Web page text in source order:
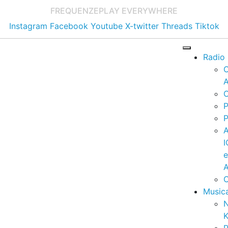
FREQUENZEPLAY EVERYWHERE
Instagram Facebook Youtube X-twitter Threads Tiktok
Radio
e